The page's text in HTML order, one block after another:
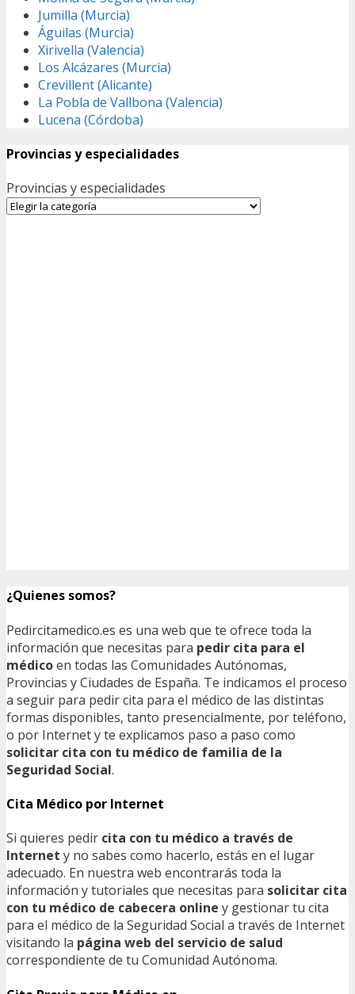
Jumilla (Murcia)
Águilas (Murcia)
Xirivella (Valencia)
Los Alcázares (Murcia)
Crevillent (Alicante)
La Pobla de Vallbona (Valencia)
Lucena (Córdoba)
Provincias y especialidades
Provincias y especialidades
¿Quienes somos?
Pedircitamedico.es es una web que te ofrece toda la
información que necesitas para pedir cita para el
médicoen todas las Comunidades Autónomas,
Provincias y Ciudades de España. Te indicamos el proceso
a seguir para pedir cita para el médico de las distintas
formas disponibles, tanto presencialmente, por teléfono,
o por Internet y te explicamos paso a paso como
solicitar cita con tu médico de familia de la
Seguridad Social.
Cita Médico por Internet
Si quieres pedir cita con tu médico a través de
Internet y no sabes como hacerlo, estás en el lugar
adecuado. En nuestra web encontrarás toda la
información y tutoriales que necesitas para solicitar cita
con tu médico de cabecera online y gestionar tu cita
para el médico de la Seguridad Social a través de Internet
visitando la página web del servicio de salud
correspondiente de tu Comunidad Autónoma.